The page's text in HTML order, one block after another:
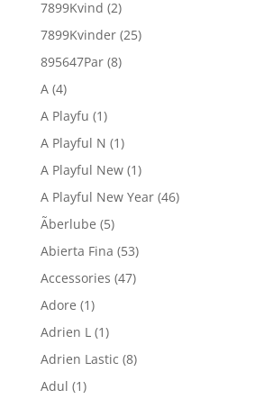
7899Kvind (2)
7899Kvinder (25)
895647Par (8)
A (4)
A Playfu (1)
A Playful N (1)
A Playful New (1)
A Playful New Year (46)
Ãberlube (5)
Abierta Fina (53)
Accessories (47)
Adore (1)
Adrien L (1)
Adrien Lastic (8)
Adul (1)